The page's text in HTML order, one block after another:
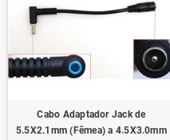
Cabo Adaptador Jack de
5.5X2.1mm (Fêmea) a 4.5X3.0mm